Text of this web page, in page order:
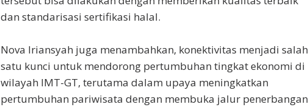
dan standarisasi sertifikasi halal.
Nova Iriansyah juga menambahkan, konektivitas menjadi salah
satu kunci untuk mendorong pertumbuhan tingkat ekonomi di
wilayah IMT-GT, terutama dalam upaya meningkatkan
pertumbuhan pariwisata dengan membuka jalur penerbangan